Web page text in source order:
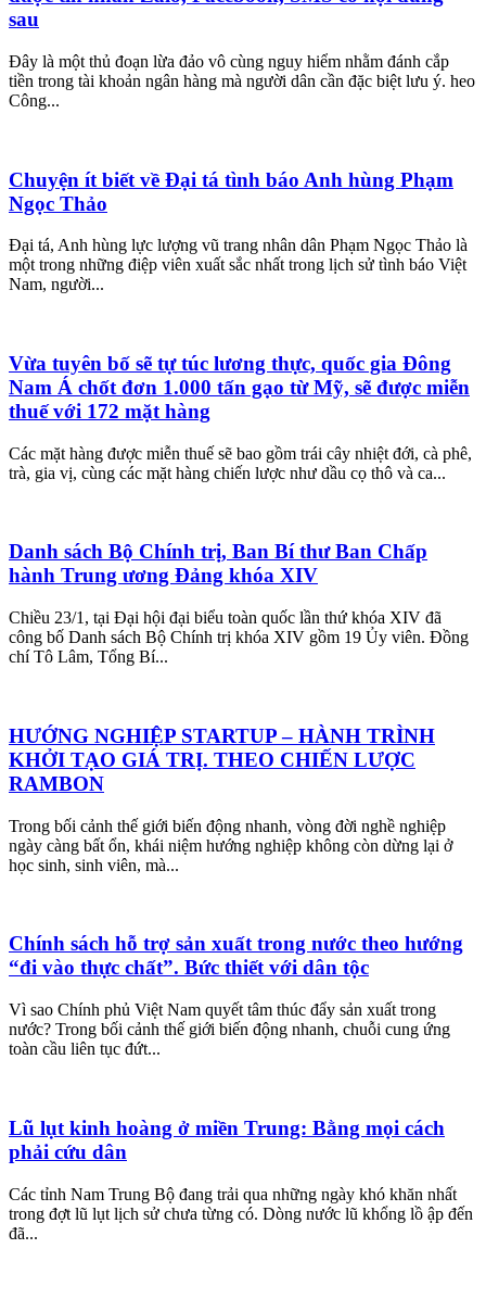
sau
Đây là một thủ đoạn lừa đảo vô cùng nguy hiểm nhằm đánh cắp
tiền trong tài khoản ngân hàng mà người dân cần đặc biệt lưu ý. heo
Công...
Chuyện ít biết về Đại tá tình báo Anh hùng Phạm
Ngọc Thảo
Đại tá, Anh hùng lực lượng vũ trang nhân dân Phạm Ngọc Thảo là
một trong những điệp viên xuất sắc nhất trong lịch sử tình báo Việt
Nam, người...
Vừa tuyên bố sẽ tự túc lương thực, quốc gia Đông
Nam Á chốt đơn 1.000 tấn gạo từ Mỹ, sẽ được miễn
thuế với 172 mặt hàng
Các mặt hàng được miễn thuế sẽ bao gồm trái cây nhiệt đới, cà phê,
trà, gia vị, cùng các mặt hàng chiến lược như dầu cọ thô và ca...
Danh sách Bộ Chính trị, Ban Bí thư Ban Chấp
hành Trung ương Đảng khóa XIV
Chiều 23/1, tại Đại hội đại biểu toàn quốc lần thứ khóa XIV đã
công bố Danh sách Bộ Chính trị khóa XIV gồm 19 Ủy viên. Đồng
chí Tô Lâm, Tổng Bí...
HƯỚNG NGHIỆP STARTUP – HÀNH TRÌNH
KHỞI TẠO GIÁ TRỊ. THEO CHIẾN LƯỢC
RAMBON
Trong bối cảnh thế giới biến động nhanh, vòng đời nghề nghiệp
ngày càng bất ổn, khái niệm hướng nghiệp không còn dừng lại ở
học sinh, sinh viên, mà...
Chính sách hỗ trợ sản xuất trong nước theo hướng
“đi vào thực chất”. Bức thiết với dân tộc
Vì sao Chính phủ Việt Nam quyết tâm thúc đẩy sản xuất trong
nước? Trong bối cảnh thế giới biến động nhanh, chuỗi cung ứng
toàn cầu liên tục đứt...
Lũ lụt kinh hoàng ở miền Trung: Bằng mọi cách
phải cứu dân
Các tỉnh Nam Trung Bộ đang trải qua những ngày khó khăn nhất
trong đợt lũ lụt lịch sử chưa từng có. Dòng nước lũ khổng lồ ập đến
đã...